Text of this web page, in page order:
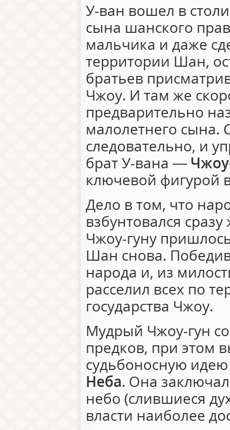
У-ван вошел в
сына шанского
мальчика и даже
территории Шан,
братьев
Чжоу. И там же
предварительно
малолетнего сына.
следовательно, и
брат У-вана —
ключевой фигурой
Дело в том, что
взбунтовался
Чжоу-гуну
Шан снова.
народа и, из
расселил всех по
государства Чжоу.
Мудрый Чжоу-гун
предков, при этом
судьбоносную
Неба. Она
небо (слившиеся
власти наиболее